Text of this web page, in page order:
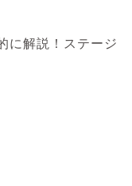
に解説！ステージ